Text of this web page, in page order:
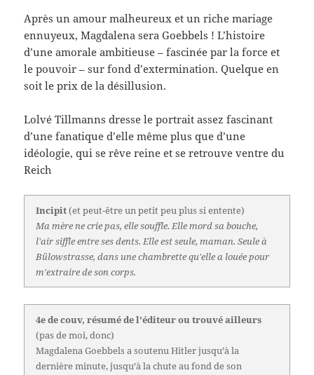
Après un amour malheureux et un riche mariage
ennuyeux, Magdalena sera Goebbels ! L’histoire
d’une amorale ambitieuse – fascinée par la force et
le pouvoir – sur fond d’extermination. Quelque en
soit le prix de la désillusion.
Lolvé Tillmanns dresse le portrait assez fascinant
d’une fanatique d’elle même plus que d’une
idéologie, qui se rêve reine et se retrouve ventre du
Reich
Incipit(et peut-être un petit peu plus si entente)
Ma mère ne crie pas, elle souffle. Elle mord sa bouche,
l'air siffle entre ses dents. Elle est seule, maman. Seule à
Bülowstrasse, dans une chambrette qu'elle a louée pour
m'extraire de son corps.
4e de couv, résumé de l'éditeur ou trouvé ailleurs
(pas de moi, donc)
Magdalena Goebbels a soutenu Hitler jusqu’à la
dernière minute, jusqu’à la chute au fond de son